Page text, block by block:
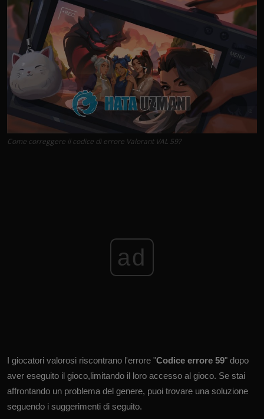
Come correggere il codice di errore Valorant VAL 59?
ad
I giocatori valorosi riscontrano l'errore "Codice errore 59" dopo
aver eseguito il gioco,limitando il loro accesso al gioco. Se stai
affrontando un problema del genere, puoi trovare una soluzione
seguendo i suggerimenti di seguito.